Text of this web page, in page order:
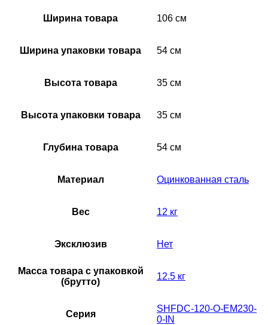
Ширина товара 106 см
Ширина упаковки товара 54 см
Высота товара 35 см
Высота упаковки товара 35 см
Глубина товара 54 см
Материал Оцинкованная сталь
Вес 12 кг
Эксклюзив Нет
Масса товара с упаковкой
(брутто)
12.5 кг
Серия
SHFDC-120-O-EM230-
0-IN